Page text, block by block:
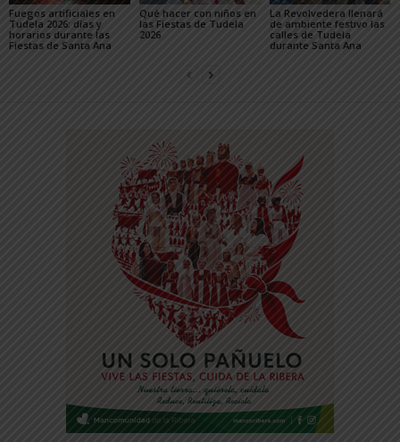
Fuegos artificiales en
Tudela 2026: días y
horarios durante las
Fiestas de Santa Ana
Qué hacer con niños en
las Fiestas de Tudela
2026
La Revolvedera llenará
de ambiente festivo las
calles de Tudela
durante Santa Ana